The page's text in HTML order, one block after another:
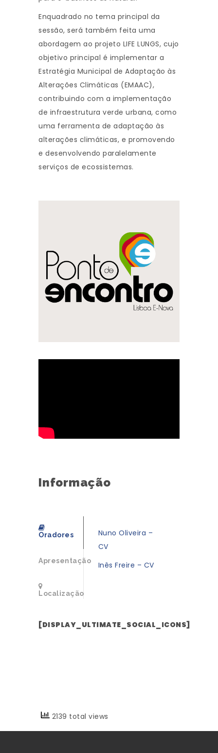
Enquadrado no tema principal da
sessão, será também feita uma
abordagem ao projeto LIFE LUNGS, cujo
objetivo principal é implementar a
Estratégia Municipal de Adaptação às
Alterações Climáticas (EMAAC),
contribuindo com a implementação
de infraestrutura verde urbana, como
uma ferramenta de adaptação às
alterações climáticas, e promovendo
e desenvolvendo paralelamente
serviços de ecossistemas.
Informação
Oradores
Apresentação
Localização
Nuno Oliveira –
CV
Inês Freire – CV
[DISPLAY_ULTIMATE_SOCIAL_ICONS]
2139 total views